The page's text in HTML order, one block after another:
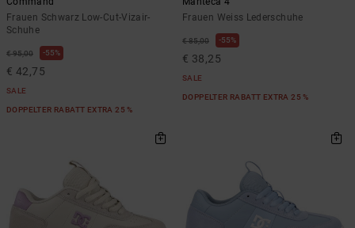
Frauen Schwarz Low-Cut-Vizair-
Schuhe
€ 95,00 55%
€ 42,75
SALE
DOPPELTER RABATT EXTRA 25 %
Frauen Weiss Lederschuhe
€ 85,00 55%
€ 38,25
SALE
DOPPELTER RABATT EXTRA 25 %